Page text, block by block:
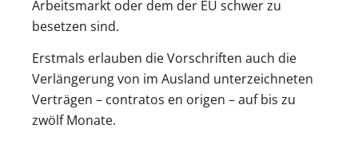
Arbeitsmarkt oder dem der EU schwer zu
besetzen sind.
Erstmals erlauben die Vorschriften auch die
Verlängerung von im Ausland unterzeichneten
Verträgen – contratos en origen – auf bis zu
zwölf Monate.